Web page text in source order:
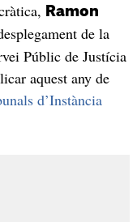
Ramon
de la
Públic de Justícia
aquest any de
d’Instància